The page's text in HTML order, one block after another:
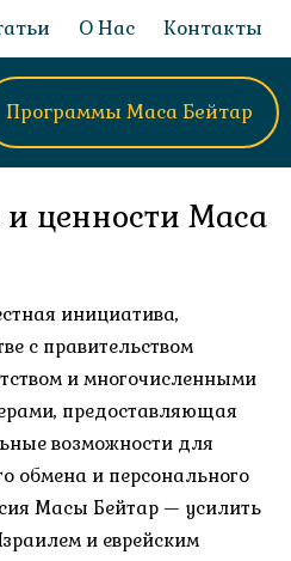
О Нас Контакты
Программы Маса Бейтар
ценности Маса
инициатива,
с правительством
и многочисленными
предоставляющая
возможности для
обмена и персонального
Масы Бейтар — усилить
и еврейским